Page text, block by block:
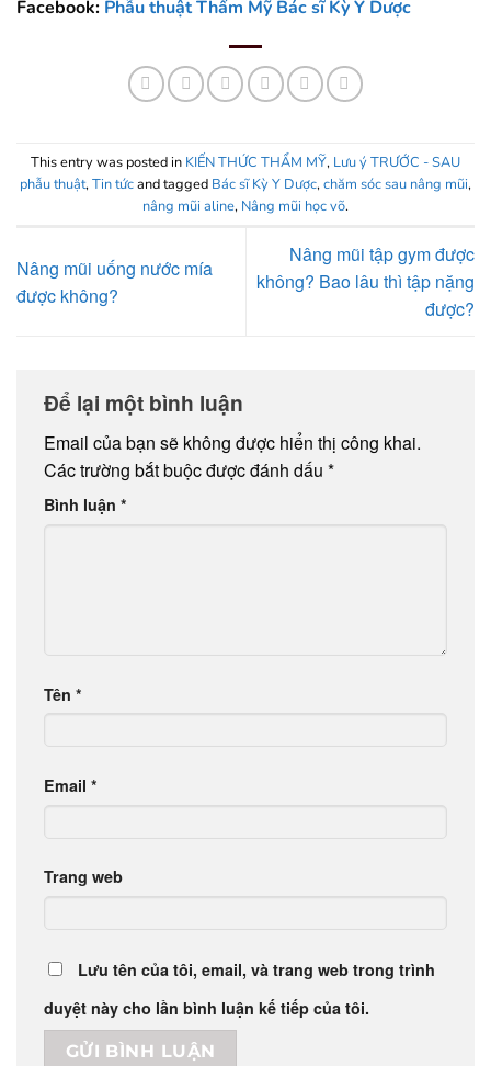
Facebook: Phẫu thuật Thẩm Mỹ Bác sĩ Kỳ Y Dược
This entry was posted in KIẾN THỨC THẨM MỸ, Lưu ý TRƯỚC - SAU
phẫu thuật,Tin tứcand tagged Bác sĩ Kỳ Y Dược,chăm sóc sau nâng mũi,
nâng mũi aline, Nâng mũi học võ.
Nâng mũi uống nước mía
được không?
Nâng mũi tập gym được
không? Bao lâu thì tập nặng
được?
Để lại một bình luận
Email của bạn sẽ không được hiển thị công khai.
Các trường bắt buộc được đánh dấu *
Bình luận *
Tên *
Email *
Trang web
Lưu tên của tôi, email, và trang web trong trình
duyệt này cho lần bình luận kế tiếp của tôi.